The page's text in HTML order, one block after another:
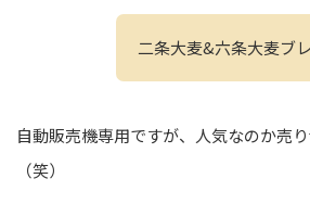
二条大麦&六条大麦ブ
自動販売機専用ですが、人気なのか売
（笑）